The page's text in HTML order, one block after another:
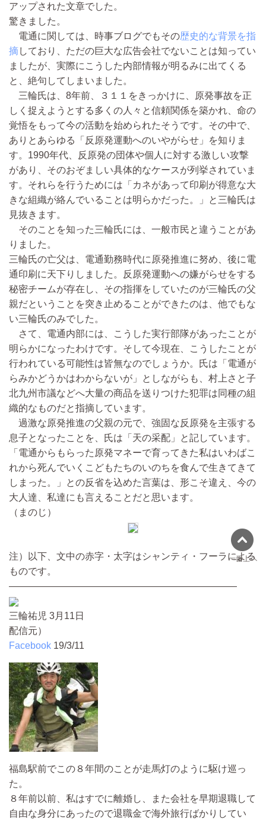
アップされた文章でした。
驚きました。
電通に関しては、時事ブログでもその歴史的な背景を指
摘しており、ただの巨大な広告会社でないことは知ってい
ましたが、実際にこうした内部情報が明るみに出てくる
と、絶句してしまいました。
三輪氏は、8年前、３１１をきっかけに、原発事故を正
しく捉えようとする多くの人々と信頼関係を築かれ、命の
覚悟をもって今の活動を始められたそうです。その中で、
ありとあらゆる「反原発運動へのいやがらせ」を知りま
す。1990年代、反原発の団体や個人に対する激しい攻撃
があり、そのおぞましい具体的なケースが列挙されていま
す。それらを行うためには「カネがあって印刷が得意な大
きな組織が絡んでいることは明らかだった。」と三輪氏は
見抜きます。
そのことを知った三輪氏には、一般市民と違うことがあ
りました。
三輪氏の亡父は、電通勤務時代に原発推進に努め、後に電
通印刷に天下りしました。反原発運動への嫌がらせをする
秘密チームが存在し、その指揮をしていたのが三輪氏の父
親だということを突き止めることができたのは、他でもな
い三輪氏のみでした。
さて、電通内部には、こうした実行部隊があったことが
明らかになったわけです。そして今現在、こうしたことが
行われている可能性は皆無なのでしょうか。氏は「電通が
らみかどうかはわからないが」としながらも、村上さと子
北九州市議などへ大量の商品を送りつけた犯罪は同種の組
織的なものだと指摘しています。
過激な原発推進の父親の元で、強固な反原発を主張する
息子となったことを、氏は「天の采配」と記しています。
「電通からもらった原発マネーで育ってきた私はいわばこ
れから死んでいくこどもたちのいのちを食んで生きてきて
しまった。」との反省を込めた言葉は、形こそ違え、今の
大人達、私達にも言えることだと思います。
（まのじ）
注）以下、文中の赤字・太字はシャンティ・フーラによる
ものです。
————————————————————————
三輪祐児 3月11日
配信元）
Facebook 19/3/11
福島駅前でこの８年間のことが走馬灯のように駆け巡っ
た。
８年前以前、私はすでに離婚し、また会社を早期退職して
自由な身分にあったので退職金で海外旅行ばかりしてい